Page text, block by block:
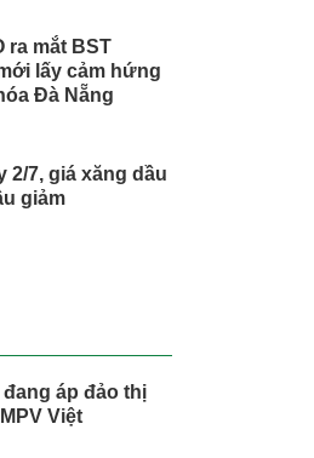
ra mắt BST
lấy cảm hứng
Đà Nẵng
2/7, giá xăng dầu
giảm
đang áp đảo thị
Việt